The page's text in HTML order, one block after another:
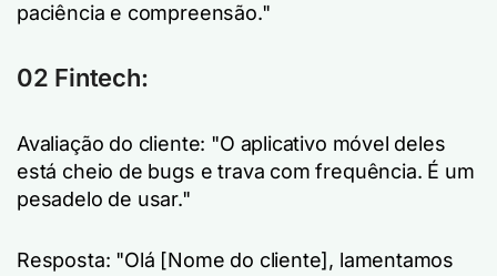
paciência e compreensão."
02 Fintech:
Avaliação do cliente: "O aplicativo móvel deles
está cheio de bugs e trava com frequência. É um
pesadelo de usar."
Resposta: "Olá [Nome do cliente], lamentamos